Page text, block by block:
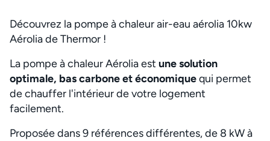
Découvrez la pompe à chaleur air-eau aérolia 10kw
Aérolia de Thermor !
La pompe à chaleur Aérolia est une solution
optimale, bas carbone et économiquequi permet
de chauffer l'intérieur de votre logement
facilement.
Proposée dans 9 références différentes, de 8 kW à